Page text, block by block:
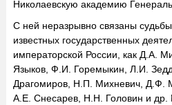
Николаевскую академию
С ней неразрывно связаны судьбы
известных государственных
императорской России, как Д.А.
Языков, Ф.И. Горемыкин, Л.И.
Драгомиров, Н.П. Михневич, Д.Ф.
А.Е. Снесарев, Н.Н. Головин и др.